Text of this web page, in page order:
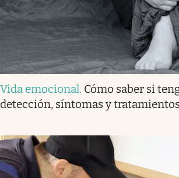
Vida emocional. Cómo saber si
detección, síntomas y